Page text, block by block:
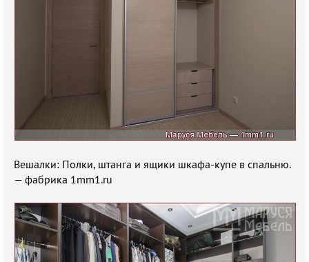
Вешалки: Полки, штанга и ящики шкафа-купе в спальню.
— фабрика 1mm1.ru